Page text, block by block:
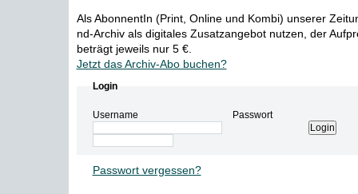
Als AbonnentIn (Print, Online und Kombi) unserer
nd-Archiv als digitales Zusatzangebot nutzen, der
beträgt jeweils nur 5 €.
Jetzt das Archiv-Abo buchen?
Login
Username Passwort
Passwort vergessen?